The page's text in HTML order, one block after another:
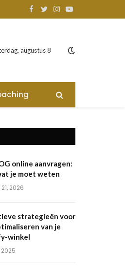
Facebook
TwitterInstagram
YouTube
augustus 8
online aanvragen:
je moet weten
2026
strategieën voor
van je
winkel
2025